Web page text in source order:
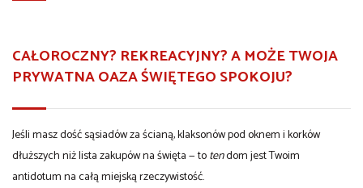
CAŁOROCZNY? REKREACYJNY? A MOŻE TWOJA
PRYWATNA OAZA ŚWIĘTEGO SPOKOJU?
Jeśli masz dość sąsiadów za ścianą, klaksonów pod oknem i korków
dłuższych niż lista zakupów na święta — totendom jest Twoim
antidotum na całą miejską rzeczywistość.